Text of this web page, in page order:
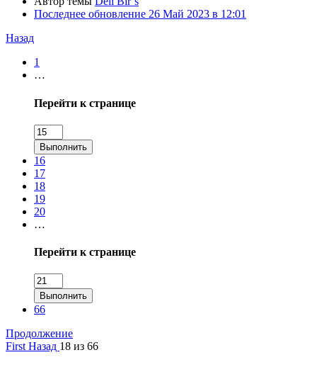
Последнее обновление 26 Май 2023 в 12:01
Назад
1
…
Перейти к странице
Выполнить
16
17
18
19
20
…
Перейти к странице
Выполнить
66
Продолжение
First Назад 18 из 66